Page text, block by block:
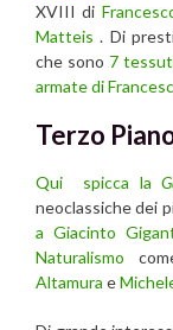
XVIII di
Matteis . Di
che sono 7
armate di
Terzo
Qui spicca la
neoclassiche dei
a Giacinto
Naturalismo
Altamura e